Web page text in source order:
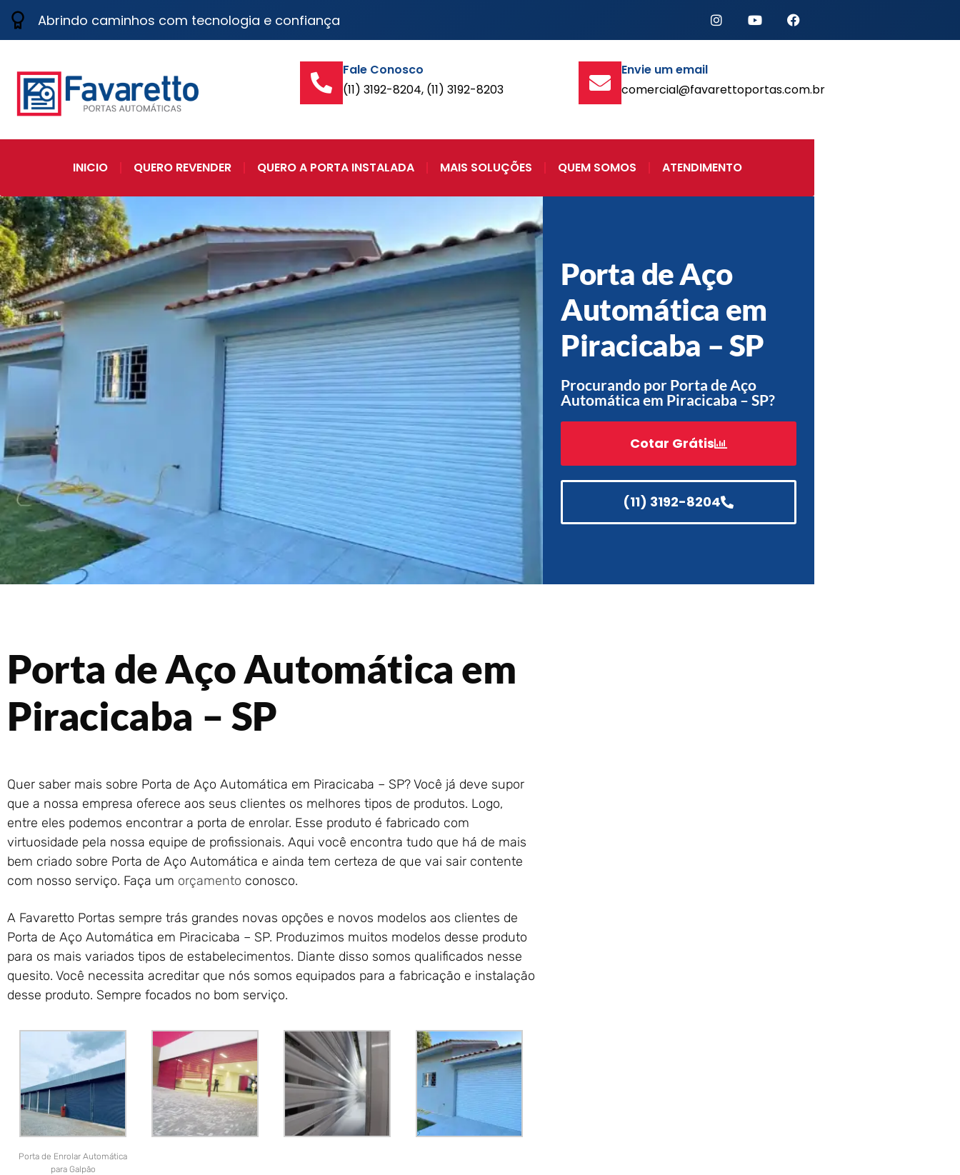
Abrindo caminhos com tecnologia e confiança
Fale Conosco
(11) 3192-8204, (11) 3192-8203
Envie um email
comercial@favarettoportas.com.br
INICIO QUERO REVENDER QUERO A PORTA INSTALADA MAIS SOLUÇÕES QUEM SOMOS ATENDIMENTO
Porta de Aço
Automática em
Piracicaba – SP
Procurando por Porta de Aço
Automática em Piracicaba – SP?
Cotar Grátis
(11) 3192-8204
Porta de Aço Automática em
Piracicaba – SP
Quer saber mais sobre Porta de Aço Automática em Piracicaba – SP? Você já deve supor
que a nossa empresa oferece aos seus clientes os melhores tipos de produtos. Logo,
entre eles podemos encontrar a porta de enrolar. Esse produto é fabricado com
virtuosidade pela nossa equipe de profissionais. Aqui você encontra tudo que há de mais
bem criado sobre Porta de Aço Automática e ainda tem certeza de que vai sair contente
com nosso serviço. Faça um orçamento conosco.
A Favaretto Portas sempre trás grandes novas opções e novos modelos aos clientes de
Porta de Aço Automática em Piracicaba – SP. Produzimos muitos modelos desse produto
para os mais variados tipos de estabelecimentos. Diante disso somos qualificados nesse
quesito. Você necessita acreditar que nós somos equipados para a fabricação e instalação
desse produto. Sempre focados no bom serviço.
Porta de Enrolar Automática
para Galpão